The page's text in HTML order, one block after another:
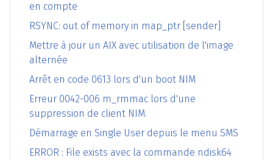
en compte
RSYNC: out of memory in map_ptr [sender]
Mettre à jour un AIX avec utilisation de l'image
alternée
Arrêt en code 0613 lors d'un boot NIM
Erreur 0042-006 m_rmmac lors d'une
suppression de client NIM.
Démarrage en Single User depuis le menu SMS
ERROR : File exists avec la commande ndisk64